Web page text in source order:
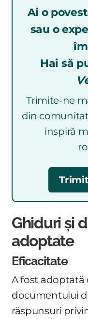
Ai o
sau o
Hai să
Trimite-ne
din
inspiră
Ghiduri și
adoptate
Eficacitate
A fost adoptată
documentului
răspunsuri